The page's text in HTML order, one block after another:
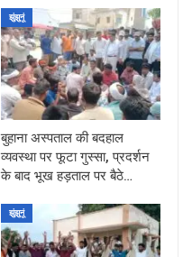
झुंझुनूं
बुहाना अस्पताल की बदहाल
व्यवस्था पर फूटा गुस्सा, प्रदर्शन
के बाद भूख हड़ताल पर बैठे…
झुंझुनूं